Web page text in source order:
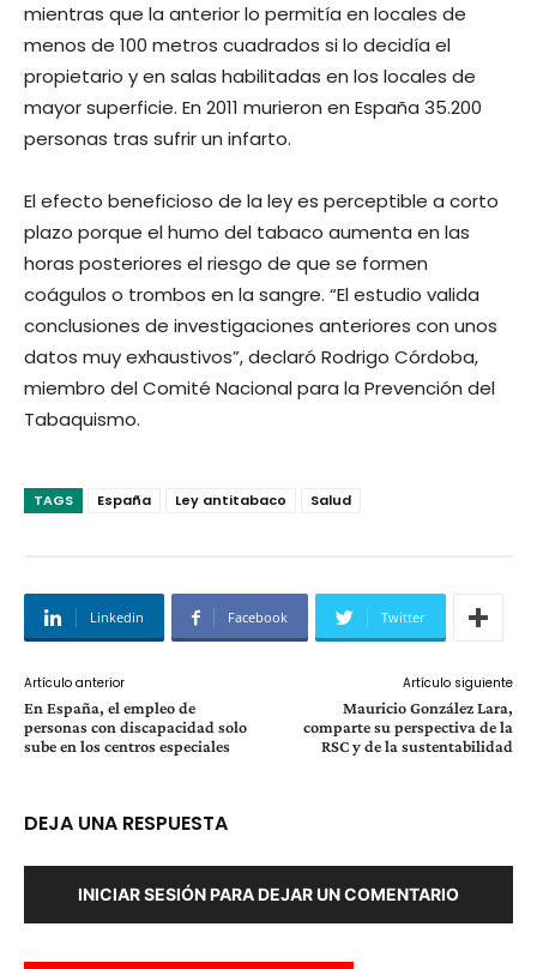
mientras que la anterior lo permitía en locales de
menos de 100 metros cuadrados si lo decidía el
propietario y en salas habilitadas en los locales de
mayor superficie. En 2011 murieron en España 35.200
personas tras sufrir un infarto.
El efecto beneficioso de la ley es perceptible a corto
plazo porque el humo del tabaco aumenta en las
horas posteriores el riesgo de que se formen
coágulos o trombos en la sangre. “El estudio valida
conclusiones de investigaciones anteriores con unos
datos muy exhaustivos”, declaró Rodrigo Córdoba,
miembro del Comité Nacional para la Prevención del
Tabaquismo.
TAGS España Ley antitabaco Salud
Linkedin Facebook Twitter
Artículo anterior
En España, el empleo de
personas con discapacidad solo
sube en los centros especiales
Artículo siguiente
Mauricio González Lara,
comparte su perspectiva de la
RSC y de la sustentabilidad
DEJA UNA RESPUESTA
INICIAR SESIÓN PARA DEJAR UN COMENTARIO